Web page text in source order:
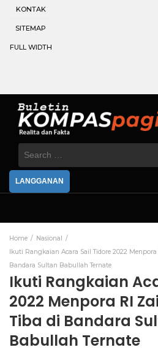
KONTAK
SITEMAP
FULL WIDTH
Search
LANGGANAN
Home
Nasional
Ikuti Rangkaian Acara Sail Tidore 2022
Bandara Sultan Babullah Ternate
Ikuti Rangkaian
2022 Menpora RI
Tiba di Bandara
Babullah Ternate